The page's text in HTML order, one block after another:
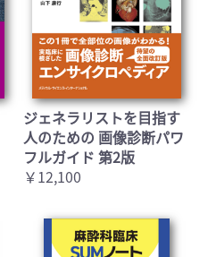
ジェネラリストを目指す
人のための 画像診断パワ
フルガイド 第2版
￥12,100